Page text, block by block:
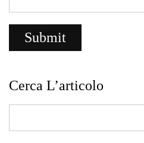
Cerca L’articolo